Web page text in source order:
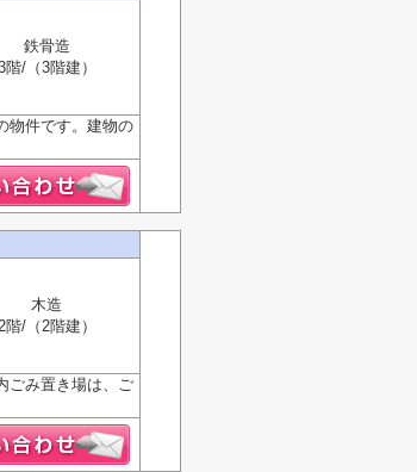
鉄骨造
階/（3階建）
物件です。建物の
木造
階/（2階建）
ごみ置き場は、ご